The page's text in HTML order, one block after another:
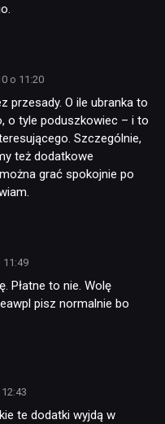
o 11:20
przesady. O ile ubranka to
o tyle poduszkowiec – i to
Szczególnie,
też dodatkowe
grać spokojnie po
11:49
Płatne to nie. Wolę
pisz normalnie bo
te dodatki wyjdą w